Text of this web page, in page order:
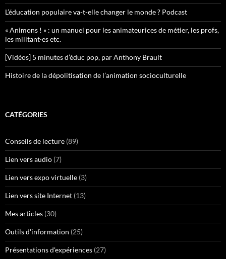
L’éducation populaire va-t-elle changer le monde ? Podcast
« Animons ! » : un manuel pour les animateurices de métier, les profs,
les militant·es etc.
[Vidéos] 5 minutes d’éduc pop, par Anthony Brault
Histoire de la dépolitisation de l’animation socioculturelle
CATÉGORIES
Conseils de lecture (89)
Lien vers audio (7)
Lien vers expo virtuelle (3)
Lien vers site Internet (13)
Mes articles (30)
Outils d'information (25)
Présentations d'expériences (27)